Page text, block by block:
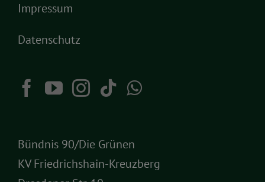
Impressum
Datenschutz
Bündnis 90/Die Grünen
KV Friedrichshain-Kreuzberg